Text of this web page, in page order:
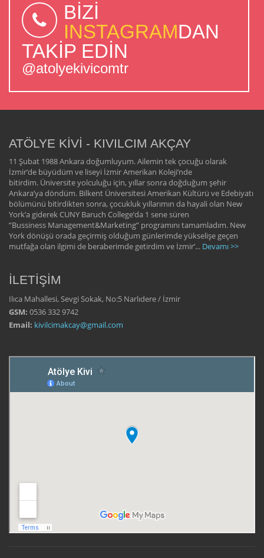
BİZİ
INSTAGRAMDAN
TAKİP EDİN
@atolyekivicomtr
ATÖLYE KİVİ - KIVILCIM AKÇAY
11 Şubat 1988 Ankara doğumluyum. Ailemin tek çocuğu olarak
İzmir’de büyüdüm ve liseyi İzmir Amerikan Koleji’nde
bitirdim. Üniversite yolculuğu için, yıllar sonra doğduğum şehir
Ankara’ya döndüm. Bilkent Üniversitesi Amerikan Kültürü ve Edebiyatı
bölümünü bitirdikten sonra, çocukluk yıllarımın da hayali olan New
York’a giderek CUNY Baruch College’da 1 sene süren
”Bussiness Management&Marketing” programını tamamladım. New
York dönüşü orada geçirmiş olduğum günlerimde yükselişe geçen
mutfağa olan ilgimi de beraberimde getirdim ve İzmir’... Devamı >>
İLETİŞİM
Ilıca Mahallesi, Sevgi Sokak, No:5 Narlıdere / İzmir
GSM: 0536 332 9742
Email: kivilcimakcay@gmail.com